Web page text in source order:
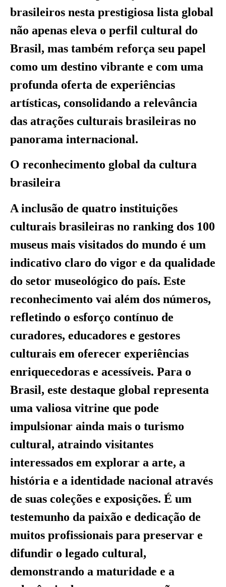
brasileiros nesta prestigiosa lista global
não apenas eleva o perfil cultural do
Brasil, mas também reforça seu papel
como um destino vibrante e com uma
profunda oferta de experiências
artísticas, consolidando a relevância
das atrações culturais brasileiras no
panorama internacional.
O reconhecimento global da cultura
brasileira
A inclusão de quatro instituições
culturais brasileiras no ranking dos 100
museus mais visitados do mundo é um
indicativo claro do vigor e da qualidade
do setor museológico do país. Este
reconhecimento vai além dos números,
refletindo o esforço contínuo de
curadores, educadores e gestores
culturais em oferecer experiências
enriquecedoras e acessíveis. Para o
Brasil, este destaque global representa
uma valiosa vitrine que pode
impulsionar ainda mais o turismo
cultural, atraindo visitantes
interessados em explorar a arte, a
história e a identidade nacional através
de suas coleções e exposições. É um
testemunho da paixão e dedicação de
muitos profissionais para preservar e
difundir o legado cultural,
demonstrando a maturidade e a